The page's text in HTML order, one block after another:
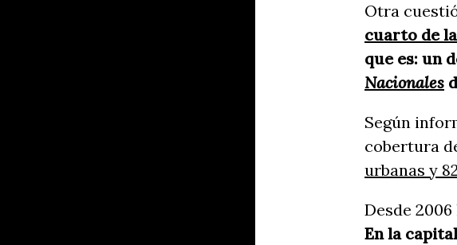
Otra
cuarto de
que es: un
Nacionales
Según
cobertura
urbanas y
Desde
En la